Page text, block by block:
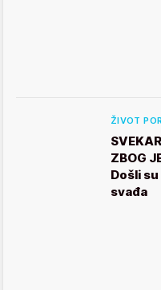
ŽIVOT
ZBOG
Došli
svađa